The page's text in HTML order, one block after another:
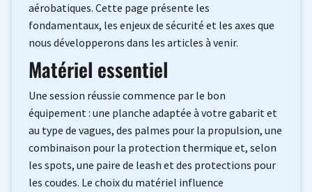
aérobatiques. Cette page présente les
fondamentaux, les enjeux de sécurité et les axes que
nous développerons dans les articles à venir.
Matériel essentiel
Une session réussie commence par le bon
équipement : une planche adaptée à votre gabarit et
au type de vagues, des palmes pour la propulsion, une
combinaison pour la protection thermique et, selon
les spots, une paire de leash et des protections pour
les coudes. Le choix du matériel influence